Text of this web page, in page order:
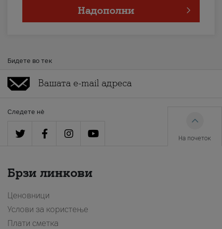
Надополни
Бидете во тек
Следете нè
На почеток
Брзи линкови
Ценовници
Услови за користење
Плати сметка